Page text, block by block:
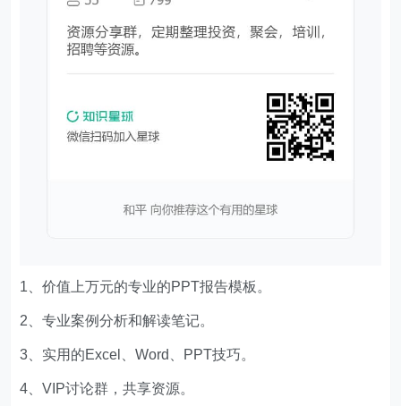
1、价值上万元的专业的PPT报告模板。
2、专业案例分析和解读笔记。
3、实用的Excel、Word、PPT技巧。
4、VIP讨论群，共享资源。